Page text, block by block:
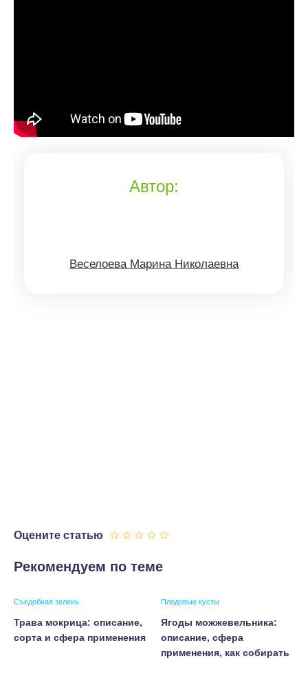
Автор:
Веселоева Марина Николаевна
Оцените статью
Рекомендуем по теме
Съедобная зелень
Трава мокрица: описание,
сорта и сфера применения
Плодовые кусты
Ягоды можжевельника:
описание, сфера
применения, как собирать